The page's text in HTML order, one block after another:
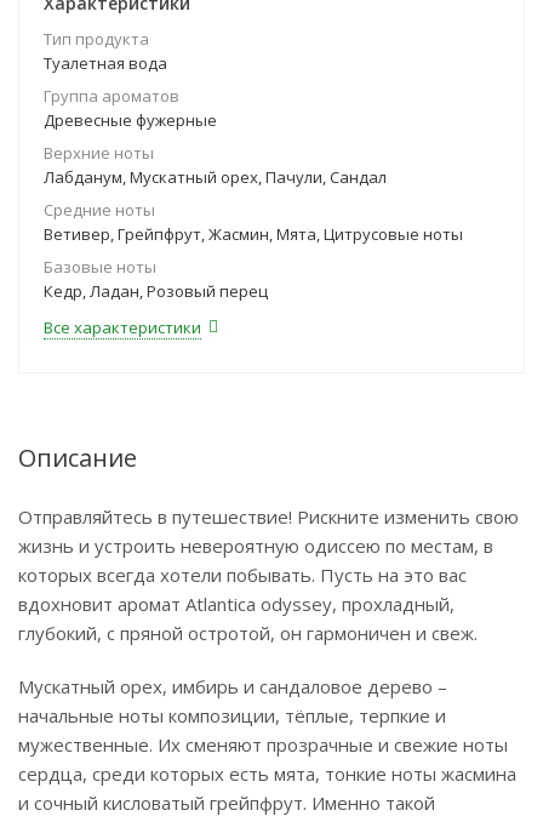
Тип продукта
Туалетная вода
Группа ароматов
Древесные фужерные
Верхние ноты
Лабданум, Мускатный орех, Пачули, Сандал
Средние ноты
Ветивер, Грейпфрут, Жасмин, Мята, Цитрусовые ноты
Базовые ноты
Кедр, Ладан, Розовый перец
Все характеристики
Описание
Отправляйтесь в путешествие! Рискните изменить свою
жизнь и устроить невероятную одиссею по местам, в
которых всегда хотели побывать. Пусть на это вас
вдохновит аромат Atlantica odyssey, прохладный,
глубокий, с пряной остротой, он гармоничен и свеж.
Мускатный орех, имбирь и сандаловое дерево –
начальные ноты композиции, тёплые, терпкие и
мужественные. Их сменяют прозрачные и свежие ноты
сердца, среди которых есть мята, тонкие ноты жасмина
и сочный кисловатый грейпфрут. Именно такой